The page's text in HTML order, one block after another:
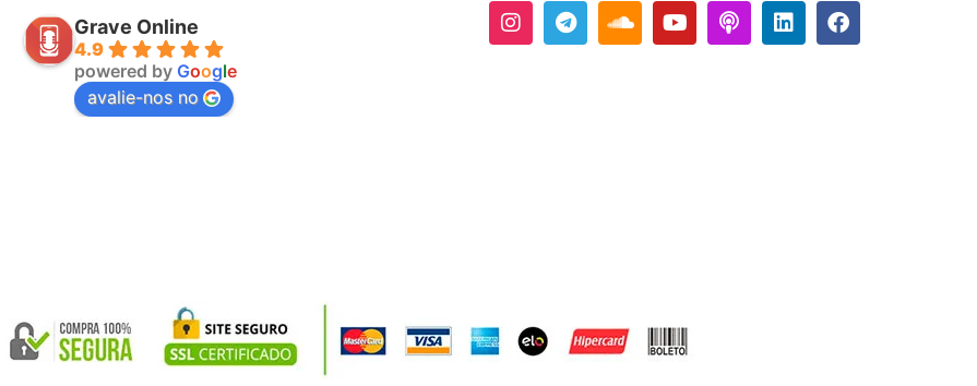
Grave Online
4.9
powered by Google
avalie-nos no